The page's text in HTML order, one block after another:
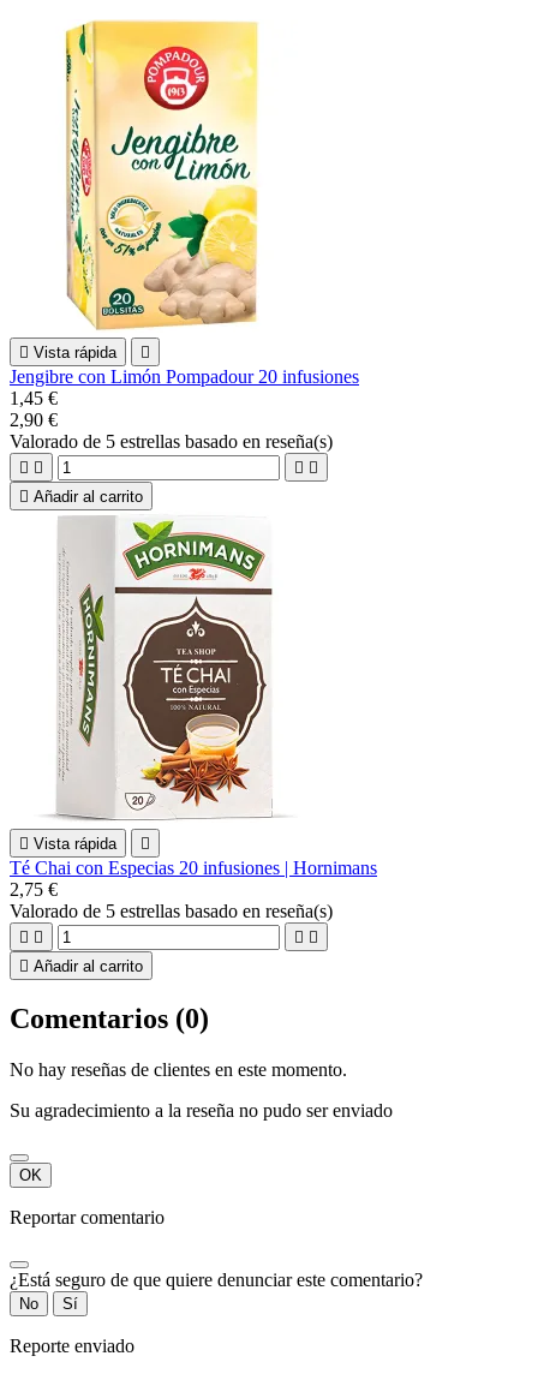
 Vista rápida 
Jengibre con Limón Pompadour 20 infusiones
1,45 €
2,90 €
Valorado de 5 estrellas basado en reseña(s)
   
 Añadir al carrito
 Vista rápida 
Té Chai con Especias 20 infusiones | Hornimans
2,75 €
Valorado de 5 estrellas basado en reseña(s)
   
 Añadir al carrito
Comentarios (0)
No hay reseñas de clientes en este momento.
Su agradecimiento a la reseña no pudo ser enviado
OK
Reportar comentario
¿Está seguro de que quiere denunciar este comentario?
No Sí
Reporte enviado